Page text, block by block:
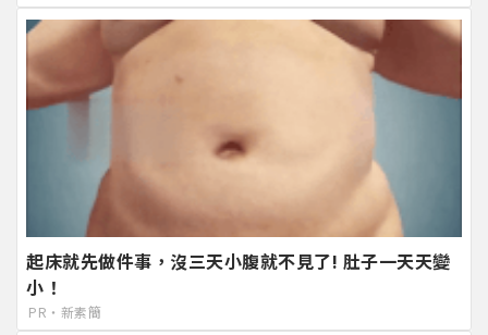
起床就先做件事，沒三天小腹就不見了! 肚子一天天變
小！
PR・新素簡